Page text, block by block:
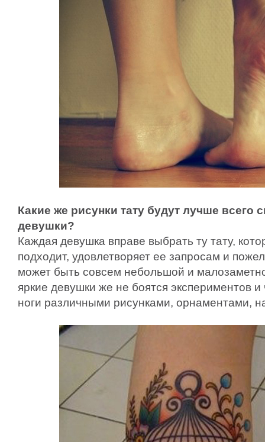
Какие же рисунки тату будут лучше всего
девушки?
Каждая девушка вправе выбрать ту тату,
подходит, удовлетворяет ее запросам и
может быть совсем небольшой и
яркие девушки же не боятся экспериментов
ноги различными рисунками, орнаментами,